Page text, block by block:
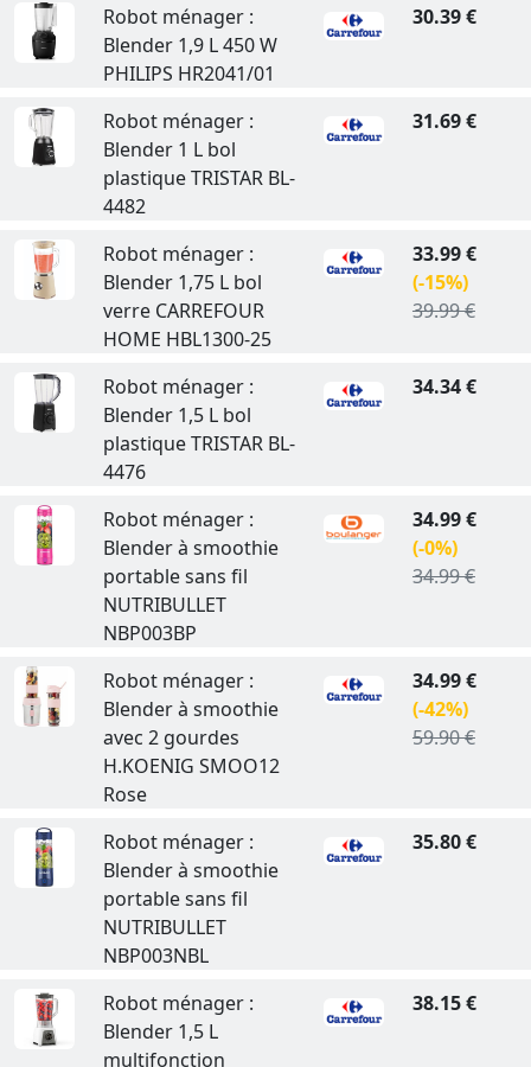
Robot ménager :
Blender 1,9 L 450 W
PHILIPS HR2041/01
30.39 €
Robot ménager :
Blender 1 L bol
plastique TRISTAR BL-
4482
31.69 €
Robot ménager :
Blender 1,75 L bol
verre CARREFOUR
HOME HBL1300-25
33.99 €
(-15%)
39.99 €
Robot ménager :
Blender 1,5 L bol
plastique TRISTAR BL-
4476
34.34 €
Robot ménager :
Blender à smoothie
portable sans fil
NUTRIBULLET
NBP003BP
34.99 €
(-0%)
34.99 €
Robot ménager :
Blender à smoothie
avec 2 gourdes
H.KOENIG SMOO12
Rose
34.99 €
(-42%)
59.90 €
Robot ménager :
Blender à smoothie
portable sans fil
NUTRIBULLET
NBP003NBL
35.80 €
Robot ménager :
Blender 1,5 L
multifonction
38.15 €